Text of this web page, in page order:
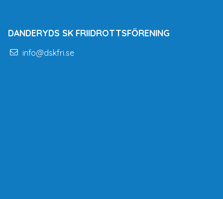
DANDERYDS SK FRIIDROTTSFÖRENING
info@dskfri.se